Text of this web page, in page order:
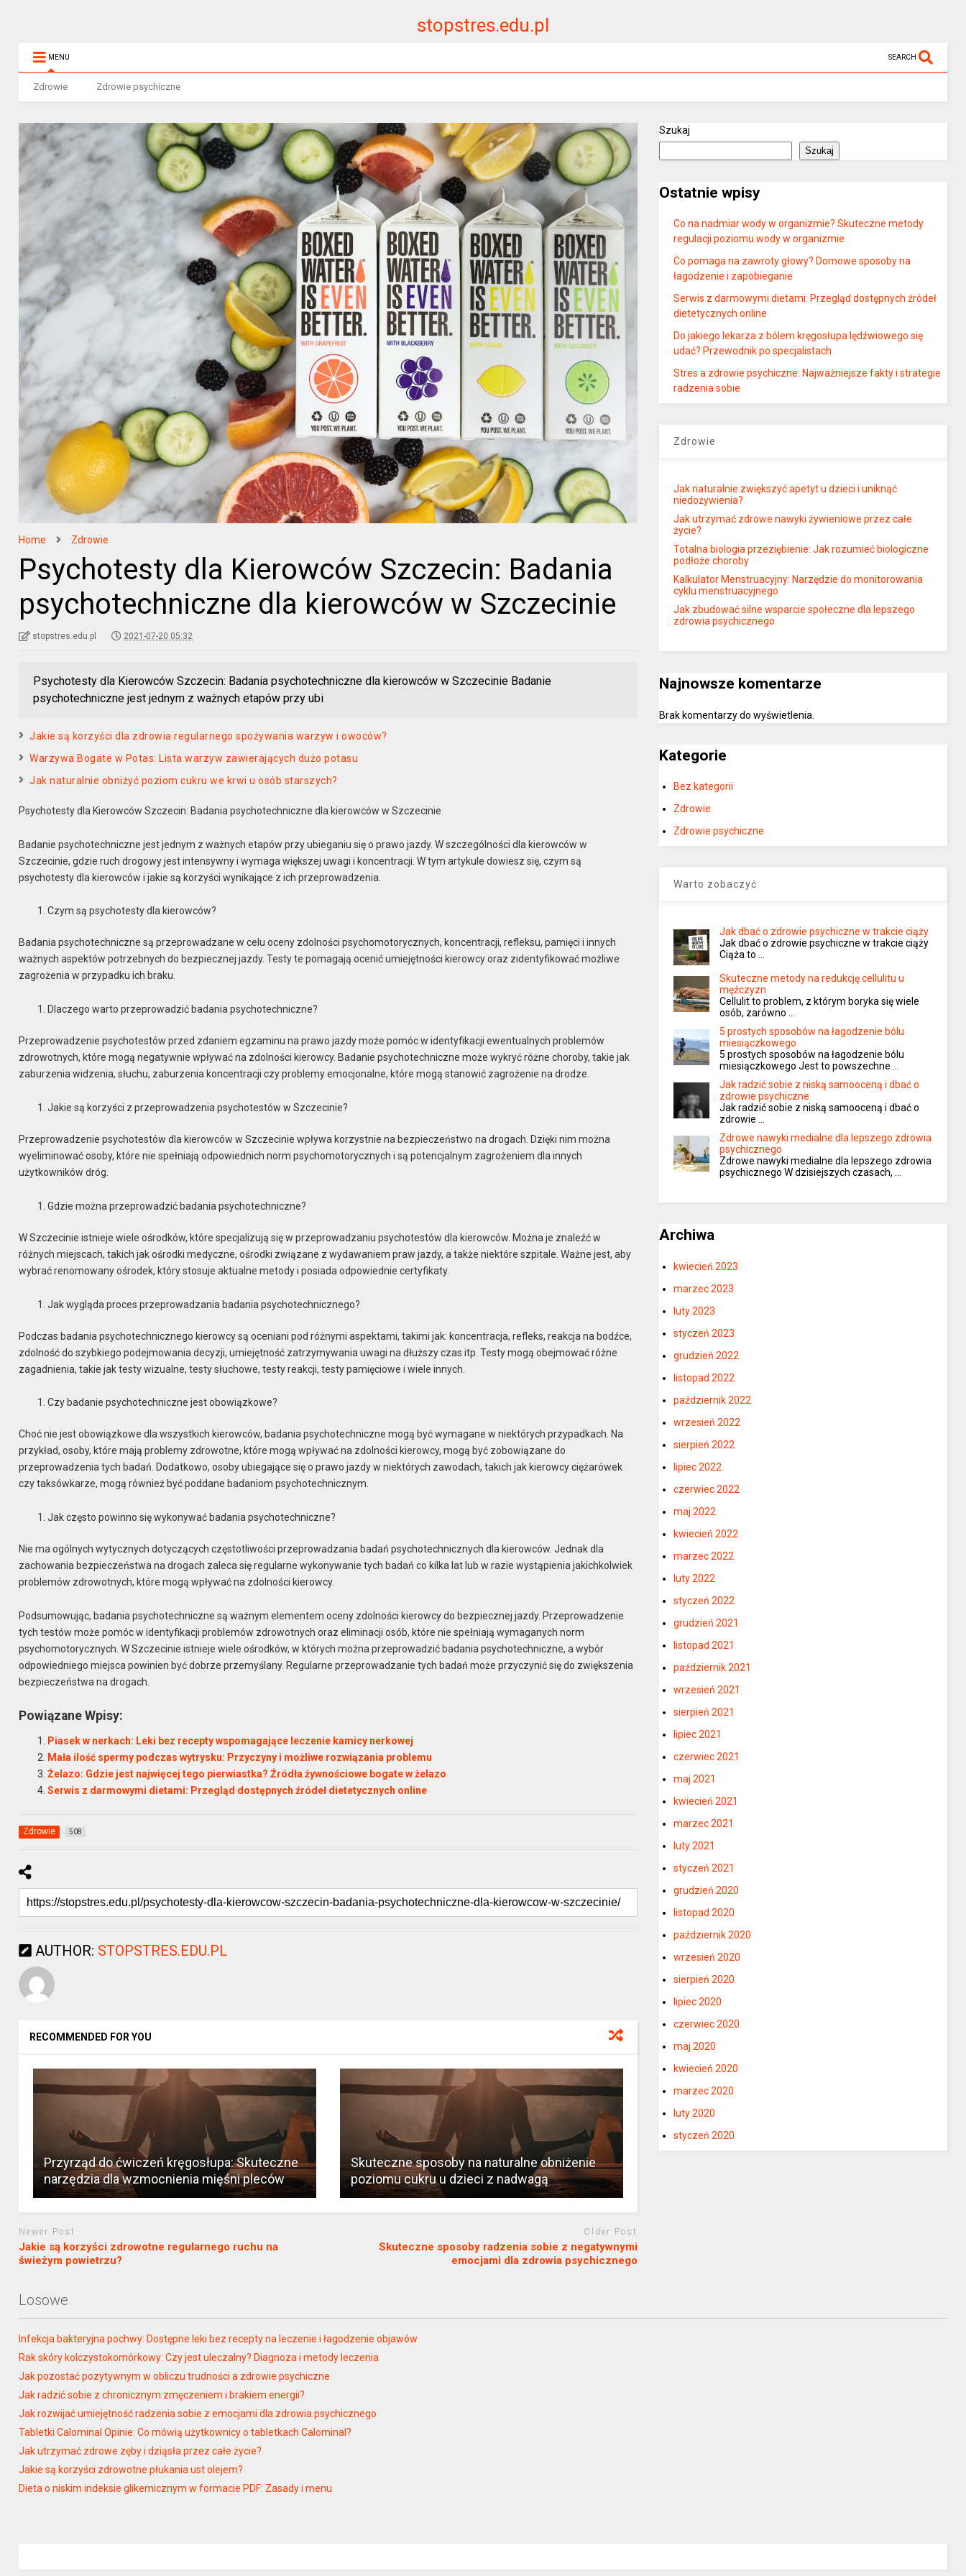
stopstres.edu.pl
MENU SEARCH
Zdrowie Zdrowie psychiczne
Home Zdrowie
Psychotesty dla Kierowców Szczecin: Badania
psychotechniczne dla kierowców w Szczecinie
stopstres.edu.pl 2021-07-20 05:32
Psychotesty dla Kierowców Szczecin: Badania psychotechniczne dla kierowców w Szczecinie Badanie
psychotechniczne jest jednym z ważnych etapów przy ubi
Jakie są korzyści dla zdrowia regularnego spożywania warzyw i owoców?
Warzywa Bogate w Potas: Lista warzyw zawierających dużo potasu
Jak naturalnie obniżyć poziom cukru we krwi u osób starszych?
Psychotesty dla Kierowców Szczecin: Badania psychotechniczne dla kierowców w Szczecinie
Badanie psychotechniczne jest jednym z ważnych etapów przy ubieganiu się o prawo jazdy. W szczególności dla kierowców w
Szczecinie, gdzie ruch drogowy jest intensywny i wymaga większej uwagi i koncentracji. W tym artykule dowiesz się, czym są
psychotesty dla kierowców i jakie są korzyści wynikające z ich przeprowadzenia.
Czym są psychotesty dla kierowców?
Badania psychotechniczne są przeprowadzane w celu oceny zdolności psychomotorycznych, koncentracji, refleksu, pamięci i innych
ważnych aspektów potrzebnych do bezpiecznej jazdy. Testy te pomagają ocenić umiejętności kierowcy oraz zidentyfikować możliwe
zagrożenia w przypadku ich braku.
Dlaczego warto przeprowadzić badania psychotechniczne?
Przeprowadzenie psychotestów przed zdaniem egzaminu na prawo jazdy może pomóc w identyfikacji ewentualnych problemów
zdrowotnych, które mogą negatywnie wpływać na zdolności kierowcy. Badanie psychotechniczne może wykryć różne choroby, takie jak
zaburzenia widzenia, słuchu, zaburzenia koncentracji czy problemy emocjonalne, które mogą stanowić zagrożenie na drodze.
Jakie są korzyści z przeprowadzenia psychotestów w Szczecinie?
Przeprowadzenie psychotestów dla kierowców w Szczecinie wpływa korzystnie na bezpieczeństwo na drogach. Dzięki nim można
wyeliminować osoby, które nie spełniają odpowiednich norm psychomotorycznych i są potencjalnym zagrożeniem dla innych
użytkowników dróg.
Gdzie można przeprowadzić badania psychotechniczne?
W Szczecinie istnieje wiele ośrodków, które specjalizują się w przeprowadzaniu psychotestów dla kierowców. Można je znaleźć w
różnych miejscach, takich jak ośrodki medyczne, ośrodki związane z wydawaniem praw jazdy, a także niektóre szpitale. Ważne jest, aby
wybrać renomowany ośrodek, który stosuje aktualne metody i posiada odpowiednie certyfikaty.
Jak wygląda proces przeprowadzania badania psychotechnicznego?
Podczas badania psychotechnicznego kierowcy są oceniani pod różnymi aspektami, takimi jak: koncentracja, refleks, reakcja na bodźce,
zdolność do szybkiego podejmowania decyzji, umiejętność zatrzymywania uwagi na dłuższy czas itp. Testy mogą obejmować różne
zagadnienia, takie jak testy wizualne, testy słuchowe, testy reakcji, testy pamięciowe i wiele innych.
Czy badanie psychotechniczne jest obowiązkowe?
Choć nie jest obowiązkowe dla wszystkich kierowców, badania psychotechniczne mogą być wymagane w niektórych przypadkach. Na
przykład, osoby, które mają problemy zdrowotne, które mogą wpływać na zdolności kierowcy, mogą być zobowiązane do
przeprowadzenia tych badań. Dodatkowo, osoby ubiegające się o prawo jazdy w niektórych zawodach, takich jak kierowcy ciężarówek
czy taksówkarze, mogą również być poddane badaniom psychotechnicznym.
Jak często powinno się wykonywać badania psychotechniczne?
Nie ma ogólnych wytycznych dotyczących częstotliwości przeprowadzania badań psychotechnicznych dla kierowców. Jednak dla
zachowania bezpieczeństwa na drogach zaleca się regularne wykonywanie tych badań co kilka lat lub w razie wystąpienia jakichkolwiek
problemów zdrowotnych, które mogą wpływać na zdolności kierowcy.
Podsumowując, badania psychotechniczne są ważnym elementem oceny zdolności kierowcy do bezpiecznej jazdy. Przeprowadzenie
tych testów może pomóc w identyfikacji problemów zdrowotnych oraz eliminacji osób, które nie spełniają wymaganych norm
psychomotorycznych. W Szczecinie istnieje wiele ośrodków, w których można przeprowadzić badania psychotechniczne, a wybór
odpowiedniego miejsca powinien być dobrze przemyślany. Regularne przeprowadzanie tych badań może przyczynić się do zwiększenia
bezpieczeństwa na drogach.
Powiązane Wpisy:
Piasek w nerkach: Leki bez recepty wspomagające leczenie kamicy nerkowej
Mała ilość spermy podczas wytrysku: Przyczyny i możliwe rozwiązania problemu
Żelazo: Gdzie jest najwięcej tego pierwiastka? Źródła żywnościowe bogate w żelazo
Serwis z darmowymi dietami: Przegląd dostępnych źródeł dietetycznych online
Zdrowie 508
AUTHOR: STOPSTRES.EDU.PL
RECOMMENDED FOR YOU
Przyrząd do ćwiczeń kręgosłupa: Skuteczne
narzędzia dla wzmocnienia mięśni pleców
Skuteczne sposoby na naturalne obniżenie
poziomu cukru u dzieci z nadwagą
Newer Post
Jakie są korzyści zdrowotne regularnego ruchu na
świeżym powietrzu?
Older Post
Skuteczne sposoby radzenia sobie z negatywnymi
emocjami dla zdrowia psychicznego
Szukaj
Szukaj
Ostatnie wpisy
Co na nadmiar wody w organizmie? Skuteczne metody
regulacji poziomu wody w organizmie
Co pomaga na zawroty głowy? Domowe sposoby na
łagodzenie i zapobieganie
Serwis z darmowymi dietami: Przegląd dostępnych źródeł
dietetycznych online
Do jakiego lekarza z bólem kręgosłupa lędźwiowego się
udać? Przewodnik po specjalistach
Stres a zdrowie psychiczne: Najważniejsze fakty i strategie
radzenia sobie
Zdrowie
Jak naturalnie zwiększyć apetyt u dzieci i uniknąć
niedożywienia?
Jak utrzymać zdrowe nawyki żywieniowe przez całe
życie?
Totalna biologia przeziębienie: Jak rozumieć biologiczne
podłoże choroby
Kalkulator Menstruacyjny: Narzędzie do monitorowania
cyklu menstruacyjnego
Jak zbudować silne wsparcie społeczne dla lepszego
zdrowia psychicznego
Najnowsze komentarze
Brak komentarzy do wyświetlenia.
Kategorie
Bez kategorii
Zdrowie
Zdrowie psychiczne
Warto zobaczyć
Jak dbać o zdrowie psychiczne w trakcie ciąży
Jak dbać o zdrowie psychiczne w trakcie ciąży
Ciąża to …
Skuteczne metody na redukcję cellulitu u
mężczyzn
Cellulit to problem, z którym boryka się wiele
osób, zarówno …
5 prostych sposobów na łagodzenie bólu
miesiączkowego
5 prostych sposobów na łagodzenie bólu
miesiączkowego Jest to powszechne …
Jak radzić sobie z niską samooceną i dbać o
zdrowie psychiczne
Jak radzić sobie z niską samooceną i dbać o
zdrowie …
Zdrowe nawyki medialne dla lepszego zdrowia
psychicznego
Zdrowe nawyki medialne dla lepszego zdrowia
psychicznego W dzisiejszych czasach, …
Archiwa
kwiecień 2023
marzec 2023
luty 2023
styczeń 2023
grudzień 2022
listopad 2022
październik 2022
wrzesień 2022
sierpień 2022
lipiec 2022
czerwiec 2022
maj 2022
kwiecień 2022
marzec 2022
luty 2022
styczeń 2022
grudzień 2021
listopad 2021
październik 2021
wrzesień 2021
sierpień 2021
lipiec 2021
czerwiec 2021
maj 2021
kwiecień 2021
marzec 2021
luty 2021
styczeń 2021
grudzień 2020
listopad 2020
październik 2020
wrzesień 2020
sierpień 2020
lipiec 2020
czerwiec 2020
maj 2020
kwiecień 2020
marzec 2020
luty 2020
styczeń 2020
Losowe
Infekcja bakteryjna pochwy: Dostępne leki bez recepty na leczenie i łagodzenie objawów
Rak skóry kolczystokomórkowy: Czy jest uleczalny? Diagnoza i metody leczenia
Jak pozostać pozytywnym w obliczu trudności a zdrowie psychiczne
Jak radzić sobie z chronicznym zmęczeniem i brakiem energii?
Jak rozwijać umiejętność radzenia sobie z emocjami dla zdrowia psychicznego
Tabletki Calominal Opinie: Co mówią użytkownicy o tabletkach Calominal?
Jak utrzymać zdrowe zęby i dziąsła przez całe życie?
Jakie są korzyści zdrowotne płukania ust olejem?
Dieta o niskim indeksie glikemicznym w formacie PDF: Zasady i menu